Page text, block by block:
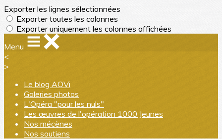
Exporter les lignes sélectionnées
Exporter toutes les colonnes
Exporter uniquement les colonnes affichées
Menu
<
>
Le blog AOVi
Galeries photos
L'Opéra "pour les nuls"
Les œuvres de l'opération 1000 Jeunes
Nos mécènes
Nos soutiens